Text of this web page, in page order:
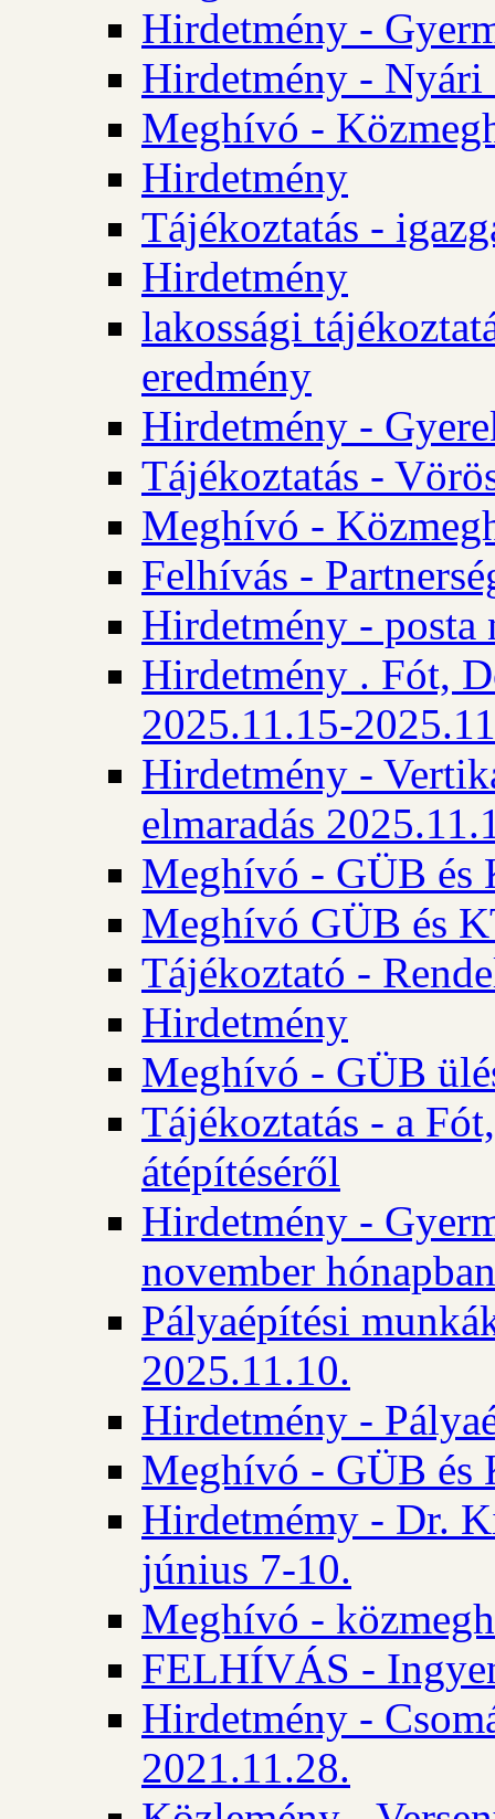
Hirdetmény -
Hirdetmény - Nyári
Meghívó -
Hirdetmény
Tájékoztatás -
Hirdetmény
lakossági
eredmény
Hirdetmény -
Tájékoztatás -
Meghívó -
Felhívás -
Hirdetmény - posta
Hirdetmény . Fót,
2025.11.15-
Hirdetmény -
elmaradás
Meghívó - GÜB és
Meghívó GÜB és
Tájékoztató -
Hirdetmény
Meghívó - GÜB
Tájékoztatás - a
átépítéséről
Hirdetmény -
november hónapban
Pályaépítési
2025.11.10.
Hirdetmény -
Meghívó - GÜB és
Hirdetmémy - Dr.
június 7-10.
Meghívó -
FELHÍVÁS -
Hirdetmény -
2021.11.28.